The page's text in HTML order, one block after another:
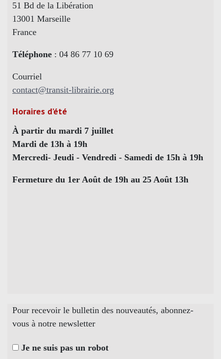
51 Bd de la Libération
13001 Marseille
France
Téléphone : 04 86 77 10 69
Courriel
contact@transit-librairie.org
Horaires d’été
À partir du mardi 7 juillet
Mardi de 13h à 19h
Mercredi- Jeudi - Vendredi - Samedi de 15h à 19h
Fermeture du 1er Août de 19h au 25 Août 13h
Pour recevoir le bulletin des nouveautés, abonnez-
vous à notre newsletter
Je ne suis pas un robot